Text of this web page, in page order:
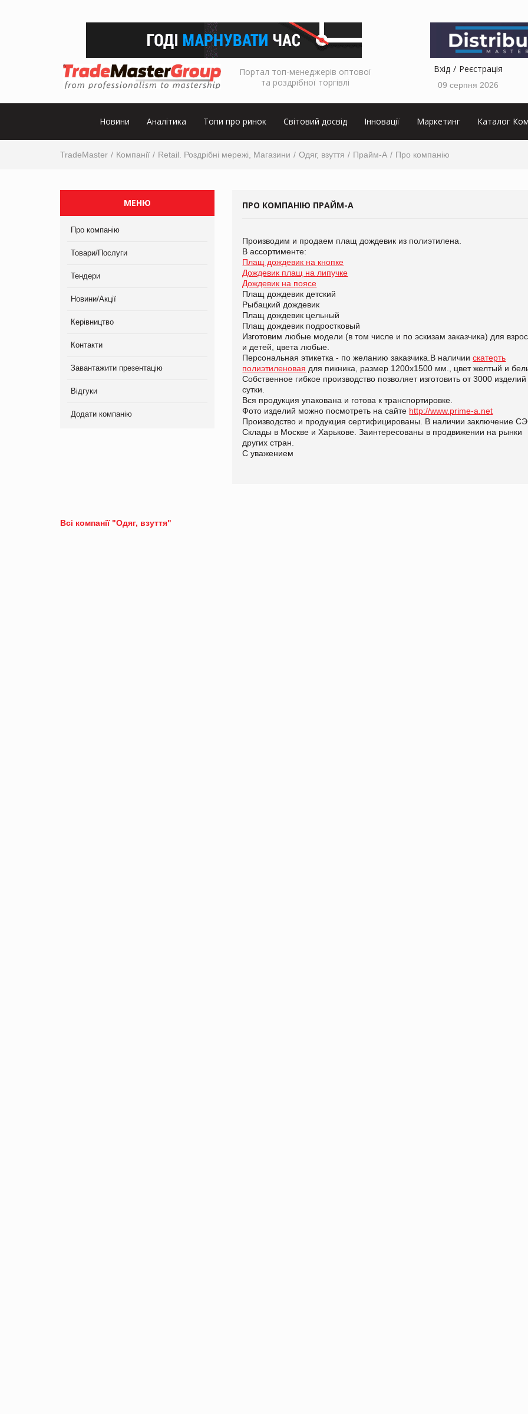
Портал топ-менеджерів оптової
та роздрібної торгівлі
Вхід Реєстрація
09 серпня 2026
Новини Аналітика Топи про ринок Світовий досвід Інновації Маркетинг Каталог
TradeMaster Компанії Retail. Роздрібні мережі, Магазини Одяг, взуття Прайм-А Про компанію
МЕНЮ
Про компанію
Товари/Послуги
Тендери
Новини/Акції
Керівництво
Контакти
Завантажити презентацію
Відгуки
Додати компанію
ПРО КОМПАНІЮ ПРАЙМ-А
Производим и продаем плащ дождевик из полиэтилена.
В ассортименте:
Плащ дождевик на кнопке
Дождевик плащ на липучке
Дождевик на поясе
Плащ дождевик детский
Рыбацкий дождевик
Плащ дождевик цельный
Плащ дождевик подростковый
Изготовим любые модели (в том числе и по эскизам заказчика) для
и детей, цвета любые.
Персональная этикетка - по желанию заказчика.В наличиискатерть
полиэтиленовая для пикника, размер 1200х1500 мм., цвет желтый и
Собственное гибкое производство позволяет изготовить от 3000 изделий
сутки.
Вся продукция упакована и готова к транспортировке.
Фото изделий можно посмотреть на сайте http://www.prime-a.net
Производство и продукция сертифицированы. В наличии заключение
Склады в Москве и Харькове. Заинтересованы в продвижении на рынки
других стран.
С уважением
Всі компанії "Одяг, взуття"